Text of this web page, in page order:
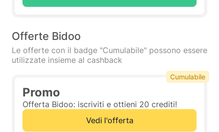
Offerte Bidoo
Le offerte con il badge "Cumulabile" possono essere
utilizzate insieme al cashback
Promo
Offerta Bidoo: iscriviti e ottieni 20 crediti!
Vedi l'offerta
Cumulabile